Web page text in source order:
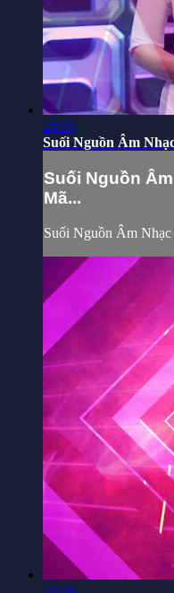
24:05
Suối Nguồn Âm
Suối Nguồn
Mã...
Suối Nguồn Âm